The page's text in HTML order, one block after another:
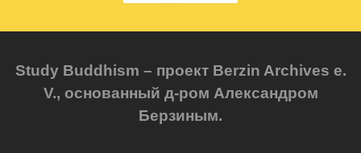
Study Buddhism – проект Berzin Archives e.
V., основанный д-ром Александром
Берзиным.